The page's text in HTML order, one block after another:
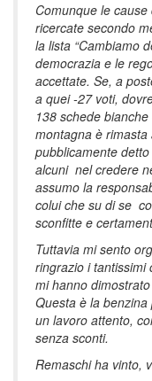
Comunque le
ricercate secondo
la lista “Cambiamo
democrazia e le
accettate. Se, a
a quei -27 voti,
138 schede
montagna è
pubblicamente
alcuni nel credere
assumo la
colui che su di se
sconfitte e
Tuttavia mi sento
ringrazio i tantissimi
mi hanno
Questa è la
un lavoro attento,
senza sconti.
Remaschi ha vinto,